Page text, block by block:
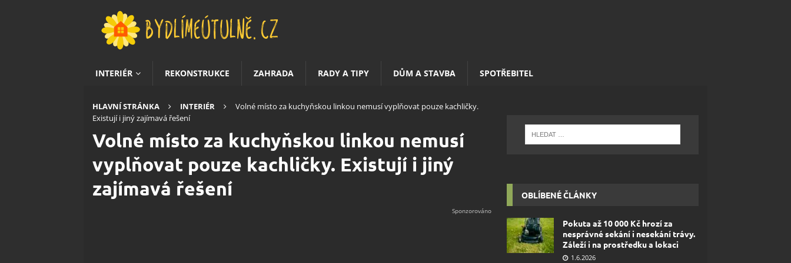
INTERIÉR REKONSTRUKCE ZAHRADA RADY A TIPY DŮM A STAVBA SPOTŘEBITEL
HLAVNÍ STRÁNKA INTERIÉR
Volné místo za kuchyňskou linkou nemusí vyplňovat pouze kachličky.
Existují i jiný zajímavá řešení
Volné místo za kuchyňskou linkou nemusí
vyplňovat pouze kachličky. Existují i jiný
zajímavá řešení
OBLÍBENÉ ČLÁNKY
Pokuta až 10 000 Kč hrozí za
nesprávné sekání i nesekání trávy.
Záleží i na prostředku a lokaci
1.6.2026